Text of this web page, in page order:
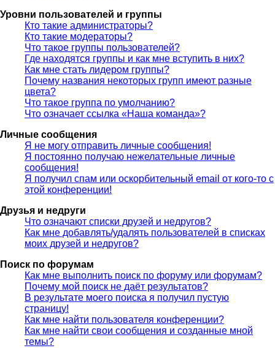
Уровни пользователей и группы
Кто такие администраторы?
Кто такие модераторы?
Что такое группы пользователей?
Где находятся группы и как мне вступить в них?
Как мне стать лидером группы?
Почему названия некоторых групп имеют разные
цвета?
Что такое группа по умолчанию?
Что означает ссылка «Наша команда»?
Личные сообщения
Я не могу отправить личные сообщения!
Я постоянно получаю нежелательные личные
сообщения!
Я получил спам или оскорбительный email от кого-то с
этой конференции!
Друзья и недруги
Что означают списки друзей и недругов?
Как мне добавлять/удалять пользователей в списках
моих друзей и недругов?
Поиск по форумам
Как мне выполнить поиск по форуму или форумам?
Почему мой поиск не даёт результатов?
В результате моего поиска я получил пустую
страницу!
Как мне найти пользователя конференции?
Как мне найти свои сообщения и созданные мной
темы?